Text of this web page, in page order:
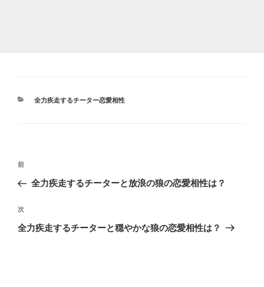
カ
全力疾走するチーター恋愛相性
投
ナ
ビ
ゲ
前
の
稿
前
全力疾走するチーターと放浪の狼の恋愛相性は？
次
の
次
全力疾走するチーターと穏やかな狼の恋愛相性は？